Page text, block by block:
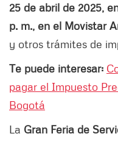
25 de abril de 2025,
p. m., en el Movistar
y otros trámites de
Te puede interesar:
pagar el Impuesto
Bogotá
La Gran Feria de